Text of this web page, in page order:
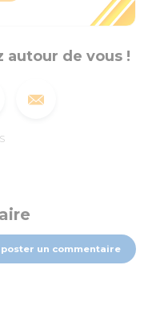
autour de vous !
un commentaire